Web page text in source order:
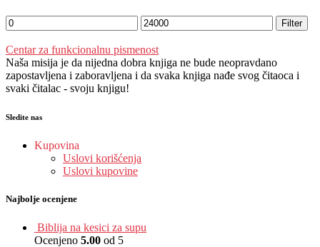
Filter
Centar za funkcionalnu pismenost
Naša misija je da nijedna dobra knjiga ne bude neopravdano
zapostavljena i zaboravljena i da svaka knjiga nađe svog čitaoca i
svaki čitalac - svoju knjigu!
Sledite nas
Kupovina
Uslovi korišćenja
Uslovi kupovine
Najbolje ocenjene
Biblija na kesici za supu
Ocenjeno 5.00 od 5